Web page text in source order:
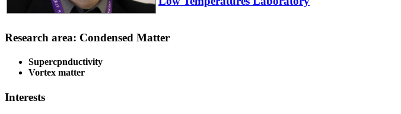
Research area: Condensed Matter
Supercpnductivity
Vortex matter
Interests